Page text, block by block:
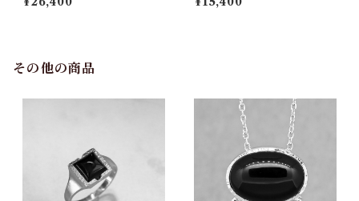
その他の商品